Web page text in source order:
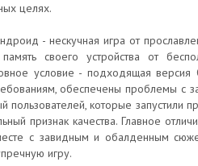
целях.
- нескучная игра от
своего устройства от
условие - подходящая
обеспечены проблемы с
пользователей, которые
признак качества. Главное
с завидным и обалденным
игру.